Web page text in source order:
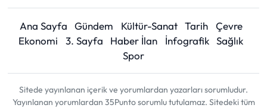
Ana Sayfa Gündem Kültür-Sanat Tarih
Çevre
Ekonomi
3. Sayfa Haber İlan İnfografik Sağlık
Spor
Sitede yayınlanan içerik ve yorumlardan yazarları sorumludur.
Yayınlanan yorumlardan 35Punto sorumlu tutulamaz. Sitedeki tüm